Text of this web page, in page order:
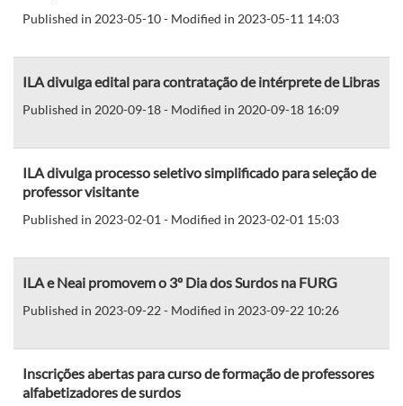
Published in 2023-05-10 - Modified in 2023-05-11 14:03
ILA divulga edital para contratação de intérprete de Libras
Published in 2020-09-18 - Modified in 2020-09-18 16:09
ILA divulga processo seletivo simplificado para seleção de
professor visitante
Published in 2023-02-01 - Modified in 2023-02-01 15:03
ILA e Neai promovem o 3º Dia dos Surdos na FURG
Published in 2023-09-22 - Modified in 2023-09-22 10:26
Inscrições abertas para curso de formação de professores
alfabetizadores de surdos